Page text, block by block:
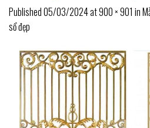
Published05/03/2024at900 × 901 in
sổ đẹp